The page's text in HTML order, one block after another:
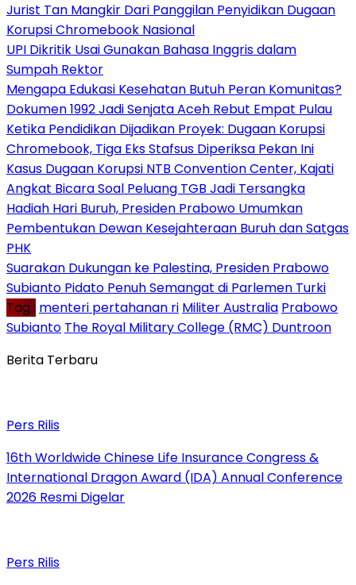
Jurist Tan Mangkir Dari Panggilan Penyidikan Dugaan
Korupsi Chromebook Nasional
UPI Dikritik Usai Gunakan Bahasa Inggris dalam
Sumpah Rektor
Mengapa Edukasi Kesehatan Butuh Peran Komunitas?
Dokumen 1992 Jadi Senjata Aceh Rebut Empat Pulau
Ketika Pendidikan Dijadikan Proyek: Dugaan Korupsi
Chromebook, Tiga Eks Stafsus Diperiksa Pekan Ini
Kasus Dugaan Korupsi NTB Convention Center, Kajati
Angkat Bicara Soal Peluang TGB Jadi Tersangka
Hadiah Hari Buruh, Presiden Prabowo Umumkan
Pembentukan Dewan Kesejahteraan Buruh dan Satgas
PHK
Suarakan Dukungan ke Palestina, Presiden Prabowo
Subianto Pidato Penuh Semangat di Parlemen Turki
Tag : menteri pertahanan ri Militer Australia Prabowo
Subianto The Royal Military College (RMC) Duntroon
Berita Terbaru
Pers Rilis
16th Worldwide Chinese Life Insurance Congress &
International Dragon Award (IDA) Annual Conference
2026 Resmi Digelar
Pers Rilis